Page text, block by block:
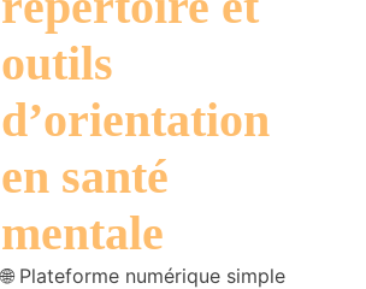
outils
d’orientation
en santé
mentale
🌐 Plateforme numérique simple